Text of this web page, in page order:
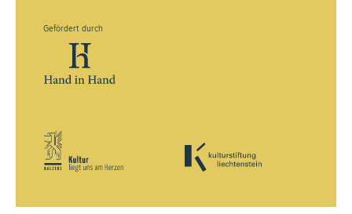
Gefördert durch